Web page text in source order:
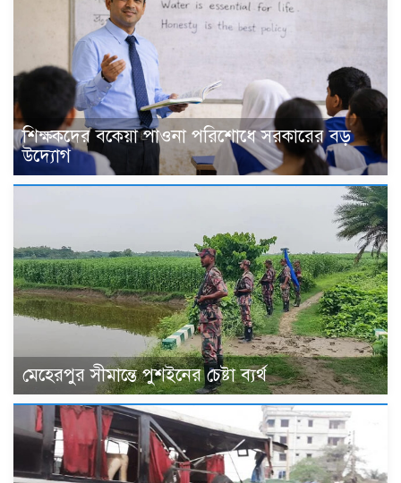
শিক্ষকদের বকেয়া পাওনা পরিশোধে সরকারের বড়
উদ্যোগ
মেহেরপুর সীমান্তে পুশইনের চেষ্টা ব্যর্থ